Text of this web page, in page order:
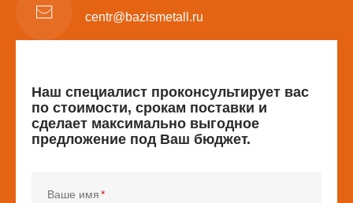
centr@bazismetall.ru
Наш специалист проконсультирует вас
по стоимости, срокам поставки и
сделает максимально выгодное
предложение под Ваш бюджет.
Ваше имя